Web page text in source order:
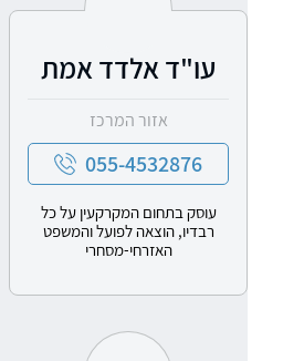
עו"ד אלדד אמת
אזור המרכז
055-4532876
עוסק בתחום המקרקעין על כל
רבדיו, הוצאה לפועל והמשפט
האזרחי-מסחרי